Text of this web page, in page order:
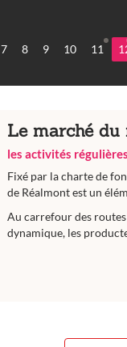
7 8 9 10 11
Le marché du
les activités régulières
Fixé par la charte de
de Réalmont est un
Au carrefour des
dynamique, les